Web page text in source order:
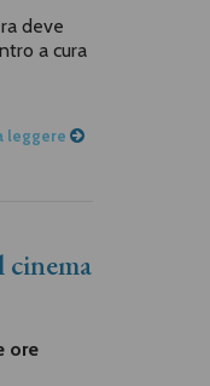
deve
a cura
leggere
cinema
ore